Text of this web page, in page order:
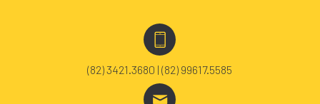
(82) 3421.3680 | (82) 99617.5585